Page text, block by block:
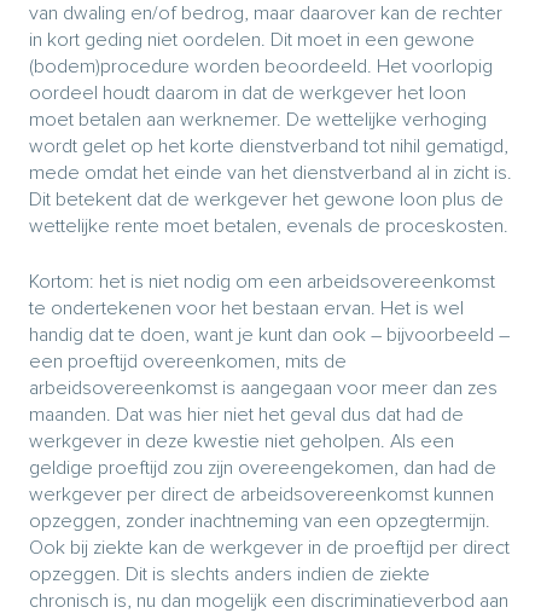
van dwaling en/of bedrog, maar daarover kan de rechter
in kort geding niet oordelen. Dit moet in een gewone
(bodem)procedure worden beoordeeld. Het voorlopig
oordeel houdt daarom in dat de werkgever het loon
moet betalen aan werknemer. De wettelijke verhoging
wordt gelet op het korte dienstverband tot nihil gematigd,
mede omdat het einde van het dienstverband al in zicht is.
Dit betekent dat de werkgever het gewone loon plus de
wettelijke rente moet betalen, evenals de proceskosten.
Kortom: het is niet nodig om een arbeidsovereenkomst
te ondertekenen voor het bestaan ervan. Het is wel
handig dat te doen, want je kunt dan ook – bijvoorbeeld –
een proeftijd overeenkomen, mits de
arbeidsovereenkomst is aangegaan voor meer dan zes
maanden. Dat was hier niet het geval dus dat had de
werkgever in deze kwestie niet geholpen. Als een
geldige proeftijd zou zijn overeengekomen, dan had de
werkgever per direct de arbeidsovereenkomst kunnen
opzeggen, zonder inachtneming van een opzegtermijn.
Ook bij ziekte kan de werkgever in de proeftijd per direct
opzeggen. Dit is slechts anders indien de ziekte
chronisch is, nu dan mogelijk een discriminatieverbod aan